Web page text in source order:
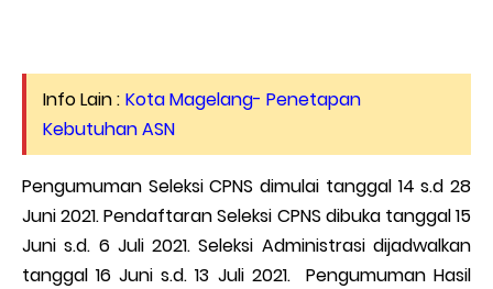
Info Lain : Kota Magelang- Penetapan
Kebutuhan ASN
Pengumuman Seleksi CPNS dimulai tanggal 14 s.d 28
Juni 2021. Pendaftaran Seleksi CPNS dibuka tanggal 15
Juni s.d. 6 Juli 2021. Seleksi Administrasi dijadwalkan
tanggal 16 Juni s.d. 13 Juli 2021. Pengumuman Hasil